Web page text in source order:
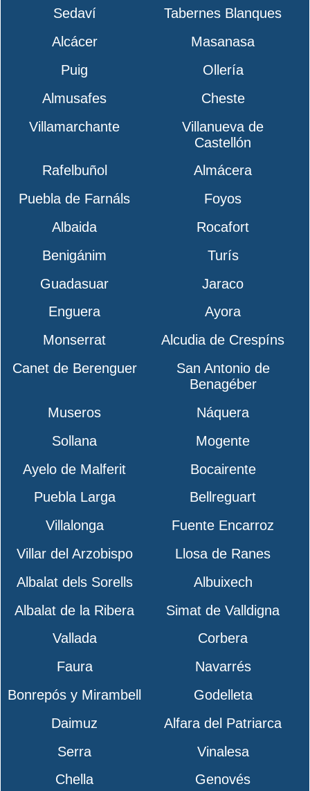
Sedaví
Tabernes Blanques
Alcácer
Masanasa
Puig
Ollería
Almusafes
Cheste
Villamarchante
Villanueva de
Castellón
Rafelbuñol
Almácera
Puebla de Farnáls
Foyos
Albaida
Rocafort
Benigánim
Turís
Guadasuar
Jaraco
Enguera
Ayora
Monserrat
Alcudia de Crespíns
Canet de Berenguer
San Antonio de
Benagéber
Museros
Náquera
Sollana
Mogente
Ayelo de Malferit
Bocairente
Puebla Larga
Bellreguart
Villalonga
Fuente Encarroz
Villar del Arzobispo
Llosa de Ranes
Albalat dels Sorells
Albuixech
Albalat de la Ribera
Simat de Valldigna
Vallada
Corbera
Faura
Navarrés
Bonrepós y Mirambell
Godelleta
Daimuz
Alfara del Patriarca
Serra
Vinalesa
Chella
Genovés